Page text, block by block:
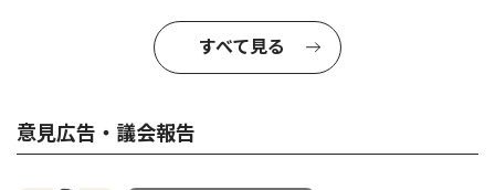
すべて見る
意見広告・議会報告